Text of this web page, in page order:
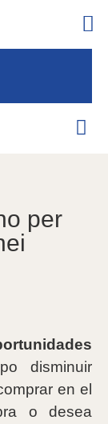
per
disminuir
en el
o desea